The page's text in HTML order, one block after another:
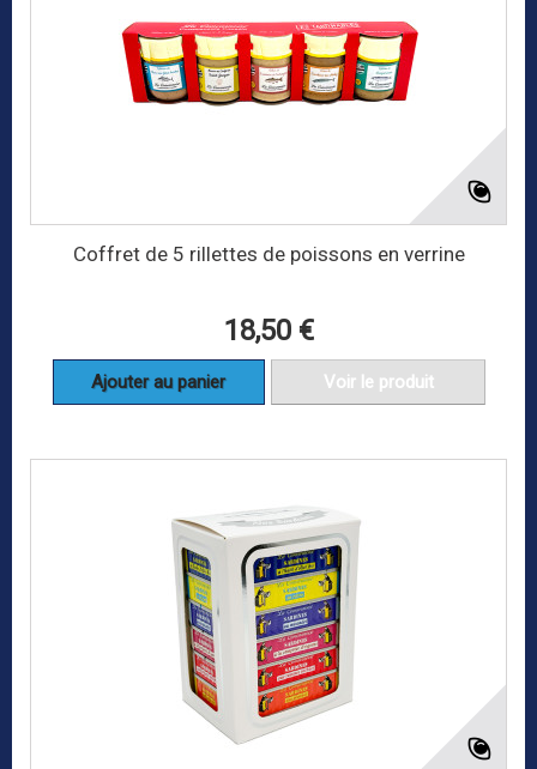
Coffret de 5 rillettes de poissons en verrine
18,50 €
Ajouter au panier Voir le produit